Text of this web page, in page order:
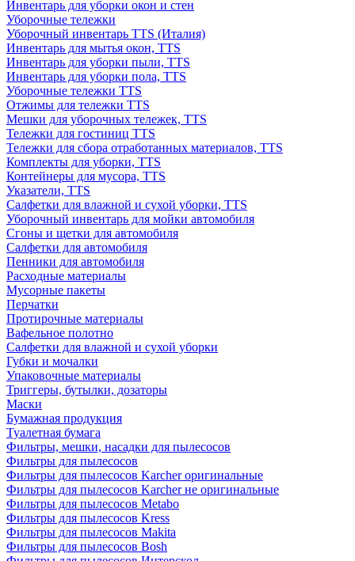
Инвентарь для уборки окон и стен
Уборочные тележки
Уборочный инвентарь TTS (Италия)
Инвентарь для мытья окон, TTS
Инвентарь для уборки пыли, TTS
Инвентарь для уборки пола, TTS
Уборочные тележки TTS
Отжимы для тележки TTS
Мешки для уборочных тележек, TTS
Тележки для гостиниц TTS
Тележки для сбора отработанных материалов, TTS
Комплекты для уборки, TTS
Контейнеры для мусора, TTS
Указатели, TTS
Салфетки для влажной и сухой уборки, TTS
Уборочный инвентарь для мойки автомобиля
Сгоны и щетки для автомобиля
Салфетки для автомобиля
Пенники для автомобиля
Расходные материалы
Мусорные пакеты
Перчатки
Протирочные материалы
Вафельное полотно
Салфетки для влажной и сухой уборки
Губки и мочалки
Упаковочные материалы
Триггеры, бутылки, дозаторы
Маски
Бумажная продукция
Туалетная бумага
Фильтры, мешки, насадки для пылесосов
Фильтры для пылесосов
Фильтры для пылесосов Karcher оригинальные
Фильтры для пылесосов Karcher не оригинальные
Фильтры для пылесосов Metabo
Фильтры для пылесосов Kress
Фильтры для пылесосов Makita
Фильтры для пылесосов Bosh